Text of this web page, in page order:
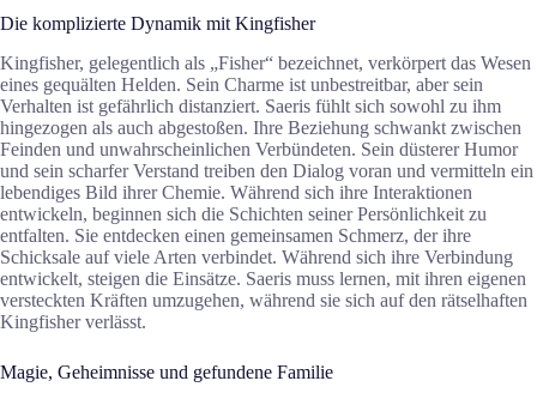
Die komplizierte Dynamik mit Kingfisher
Kingfisher, gelegentlich als „Fisher“ bezeichnet, verkörpert das Wesen
eines gequälten Helden. Sein Charme ist unbestreitbar, aber sein
Verhalten ist gefährlich distanziert. Saeris fühlt sich sowohl zu ihm
hingezogen als auch abgestoßen. Ihre Beziehung schwankt zwischen
Feinden und unwahrscheinlichen Verbündeten. Sein düsterer Humor
und sein scharfer Verstand treiben den Dialog voran und vermitteln ein
lebendiges Bild ihrer Chemie. Während sich ihre Interaktionen
entwickeln, beginnen sich die Schichten seiner Persönlichkeit zu
entfalten. Sie entdecken einen gemeinsamen Schmerz, der ihre
Schicksale auf viele Arten verbindet. Während sich ihre Verbindung
entwickelt, steigen die Einsätze. Saeris muss lernen, mit ihren eigenen
versteckten Kräften umzugehen, während sie sich auf den rätselhaften
Kingfisher verlässt.
Magie, Geheimnisse und gefundene Familie